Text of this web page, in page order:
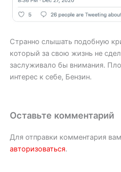
Странно слышать подобную
который за свою жизнь не
заслуживало бы внимания.
интерес к себе, Бензин.
Оставьте комментарий
Для отправки комментария
авторизоваться.